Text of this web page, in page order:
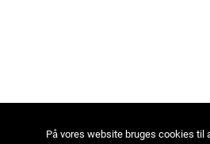
På vores website bruges cookies